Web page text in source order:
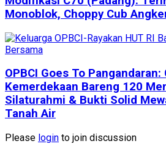
Monoblok, Choppy Cub
OPBCI Goes To
Kemerdekaan Bareng 120
Silaturahmi & Bukti Solid
Tanah Air
Please login to join discussion